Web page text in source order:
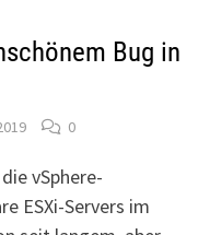
Bug in
0
vSphere-
ESXi-Servers im